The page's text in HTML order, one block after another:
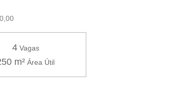
4Vagas
m² Área Útil